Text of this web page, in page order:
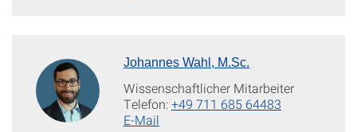
Johannes Wahl, M.Sc.
Wissenschaftlicher Mitarbeiter
Telefon:+49 711 685 64483
E-Mail